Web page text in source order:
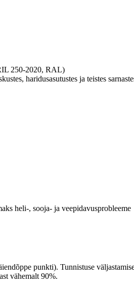
250-2020, RAL)
haridusasutustes ja teistes
heli-, sooja- ja veepidavusprobleeme
punkti). Tunnistuse
vähemalt 90%.